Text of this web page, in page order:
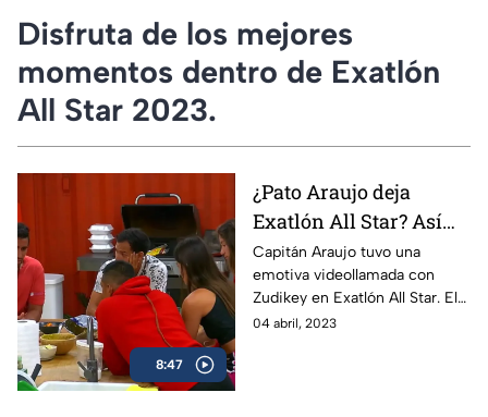
Disfruta de los mejores
momentos dentro de Exatlón
All Star 2023.
8:47
¿Pato Araujo deja
Exatlón All Star? Así
habló con su equipo.
Capitán Araujo tuvo una
emotiva videollamada con
Zudikey en Exatlón All Star. El
próximo nacimiento de su
04 abril, 2023